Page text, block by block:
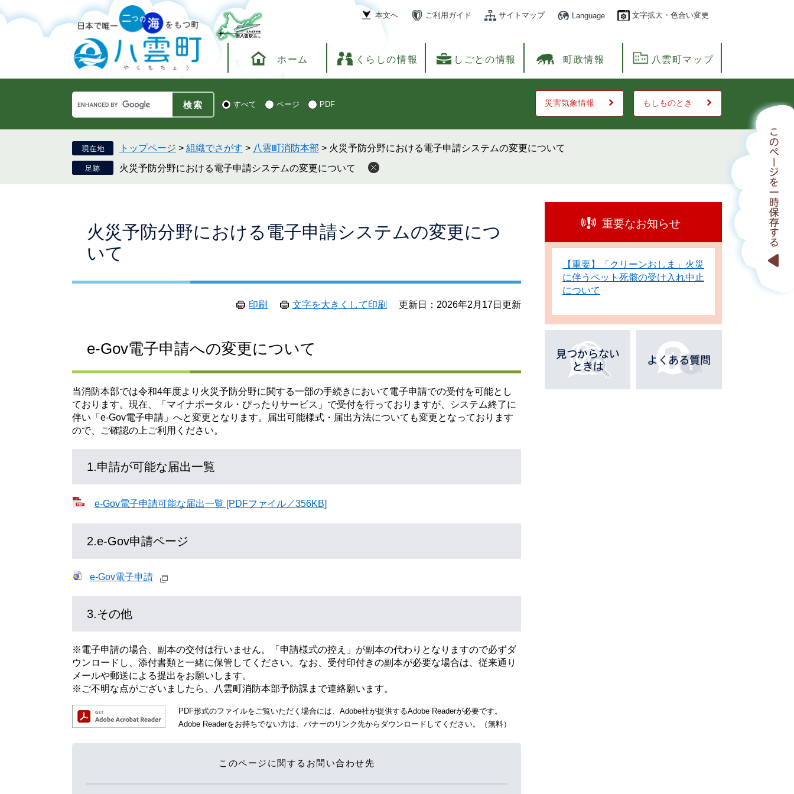
ー
で
ニ
ば
文
本文へ ご利用ガイド サイトマップ Language 文字拡大・色合い変更
ホーム くらしの情報 しごとの情報 町政情報 八雲町マップ
Google
カ
ス
タ
ム
検
検 すべて ページ PDF 災害気象情報 もしものとき
トップページ > 組織でさがす > 八雲町消防本部 > 火災予防分野における電子申請システムの変更について
火災予防分野における電子申請システムの変更について
火災予防分野における電子申請システムの変更につ
いて
印刷 文字を大きくして印刷 更新日：2026年2月17日更新
e-Gov電子申請への変更について
当消防本部では令和4年度より火災予防分野に関する一部の手続きにおいて電子申請での受付を可能とし
ております。現在、「マイナポータル・ぴったりサービス」で受付を行っておりますが、システム終了に
伴い「e-Gov電子申請」へと変更となります。届出可能様式・届出方法についても変更となっております
ので、ご確認の上ご利用ください。
1.申請が可能な届出一覧
e-Gov電子申請可能な届出一覧 [PDFファイル／356KB]
2.e-Gov申請ページ
e-Gov電子申請
3.その他
※電子申請の場合、副本の交付は行いません。「申請様式の控え」が副本の代わりとなりますので必ずダ
ウンロードし、添付書類と一緒に保管してください。なお、受付印付きの副本が必要な場合は、従来通り
メールや郵送による提出をお願いします。
※ご不明な点がございましたら、八雲町消防本部予防課まで連絡願います。
PDF形式のファイルをご覧いただく場合には、Adobe社が提供するAdobe Readerが必要です。
Adobe Readerをお持ちでない方は、バナーのリンク先からダウンロードしてください。（無料）
このページに関するお問い合わせ先
重要なお知らせ
【重要】「クリーンおしま」火災
に伴うペット死骸の受け入れ中止
について